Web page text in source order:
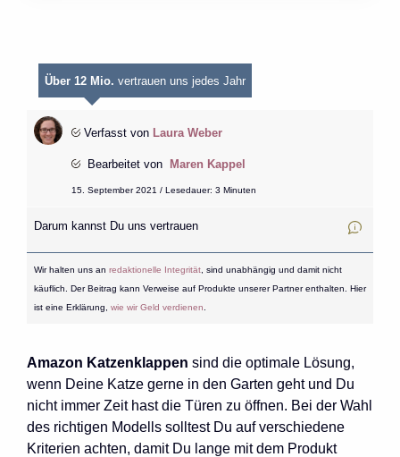
Über 12 Mio. vertrauen uns jedes Jahr
Verfasst von Laura Weber
Bearbeitet von Maren Kappel
15. September 2021 / Lesedauer: 3 Minuten
Darum kannst Du uns vertrauen
Wir halten uns an redaktionelle Integrität, sind unabhängig und damit nicht
käuflich. Der Beitrag kann Verweise auf Produkte unserer Partner enthalten. Hier
ist eine Erklärung, wie wir Geld verdienen
Amazon Katzenklappen sind die optimale Lösung,
wenn Deine Katze gerne in den Garten geht und Du
nicht immer Zeit hast die Türen zu öffnen. Bei der Wahl
des richtigen Modells solltest Du auf verschiedene
Kriterien achten, damit Du lange mit dem Produkt